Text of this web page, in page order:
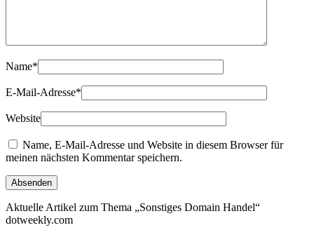
Name*
E-Mail-Adresse*
Website
Name, E-Mail-Adresse und Website in diesem Browser für
meinen nächsten Kommentar speichern.
Aktuelle Artikel zum Thema „Sonstiges Domain Handel“
dotweekly.com